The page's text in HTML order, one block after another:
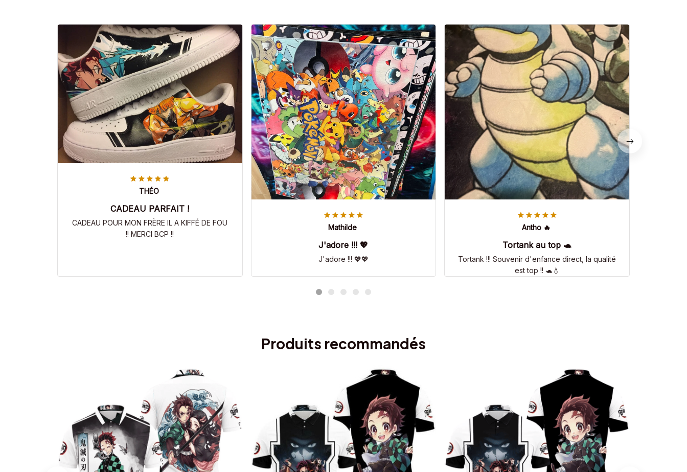
THÉO
CADEAU PARFAIT !
CADEAU POUR MON FRÈRE IL A KIFFÉ DE FOU
!! MERCI BCP !!
Mathilde
J'adore !!! 💖
J'adore !!! 💖💖
Antho 🔥
Tortank au top 🐢
Tortank !!! Souvenir d'enfance direct, la qualité
est top !! 🐢💧
Produits recommandés